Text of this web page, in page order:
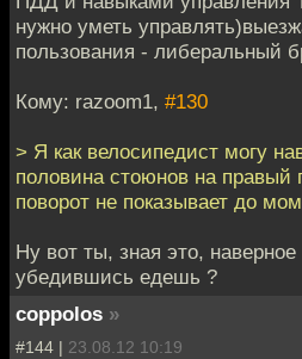
нужно уметь
пользования - либеральный
Кому: razoom1, #130
> Я как велосипедист могу
половина стоюнов на правый
поворот не показывает до
Ну вот ты, зная это,
убедившись едешь ?
coppolos »
#144 | 23.08.12 10:19